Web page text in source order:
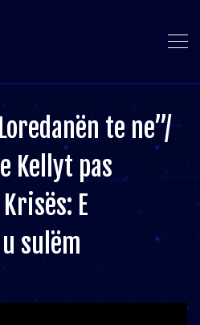
te ne”/
Kellyt pas
E
sulëm